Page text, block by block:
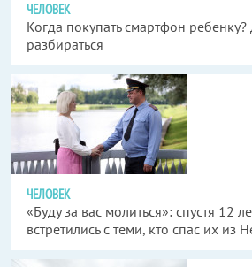
ЧЕЛОВЕК
Когда покупать смартфон ребенку?
разбираться
ЧЕЛОВЕК
«Буду за вас молиться»: спустя 12
встретились с теми, кто спас их из